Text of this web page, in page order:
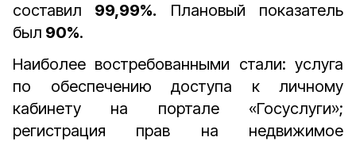
составил 99,99%. Плановый показатель
был 90%.
Наиболее востребованными стали: услуга
по обеспечению доступа к личному
кабинету на портале «Госуслуги»;
регистрация прав на недвижимое